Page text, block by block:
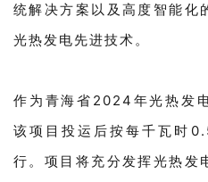
统解决方案以及高度智能化
光热发电先进技术。
作为青海省2024年光热发
该项目投运后按每千瓦时
行。项目将充分发挥光热发